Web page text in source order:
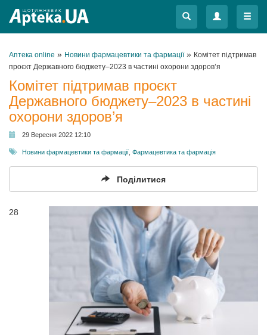
Меню
Меню
Аптека online » Новини фармацевтики та фармації» Комітет підтримав
проєкт Державного бюджету–2023 в частині охорони здоров’я
Комітет підтримав проєкт
Державного бюджету–2023 в частині
охорони здоров’я
29 Вересня 2022 12:10
Новини фармацевтики та фармації Фармацевтика та фармація
Поділитися
28